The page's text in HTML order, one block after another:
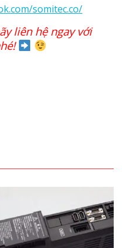
somitec.co/
liên hệ ngay với